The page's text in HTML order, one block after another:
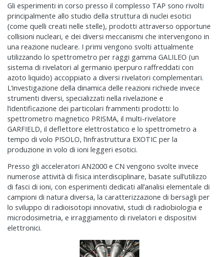
Gli esperimenti in corso presso il complesso TAP sono rivolti
principalmente allo studio della struttura di nuclei esotici
(come quelli creati nelle stelle), prodotti attraverso opportune
collisioni nucleari, e dei diversi meccanismi che intervengono in
una reazione nucleare. I primi vengono svolti attualmente
utilizzando lo spettrometro per raggi gamma GALILEO (un
sistema di rivelatori al germanio iperpuro raffreddati con
azoto liquido) accoppiato a diversi rivelatori complementari.
L’investigazione della dinamica delle reazioni richiede invece
strumenti diversi, specializzati nella rivelazione e
l’identificazione dei particolari frammenti prodotti: lo
spettrometro magnetico PRISMA, il multi-rivelatore
GARFIELD, il deflettore elettrostatico e lo spettrometro a
tempo di volo PISOLO, l’infrastruttura EXOTIC per la
produzione in volo di ioni leggeri esotici.
Presso gli acceleratori AN2000 e CN vengono svolte invece
numerose attività di fisica interdisciplinare, basate sull’utilizzo
di fasci di ioni, con esperimenti dedicati all’analisi elementale di
campioni di natura diversa, la caratterizzazione di bersagli per
lo sviluppo di radioisotopi innovativi, studi di radiobiologia e
microdosimetria, e irraggiamento di rivelatori e dispositivi
elettronici.